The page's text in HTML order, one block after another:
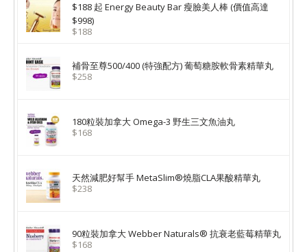
$188 起 Energy Beauty Bar 瘦臉美人棒 (價值高達
$998)
$188
補骨至尊500/400 (特強配方) 葡萄糖胺軟骨素精華丸
$258
180粒裝加拿大 Omega-3 野生三文魚油丸
$168
天然減肥好幫手 MetaSlim®燒脂CLA果酸精華丸
$238
90粒裝加拿大 Webber Naturals® 抗衰老藍莓精華丸
$168